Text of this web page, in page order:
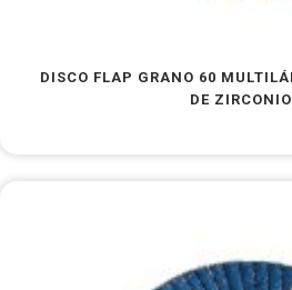
DISCO FLAP GRANO 60
DE ZIRCONIO